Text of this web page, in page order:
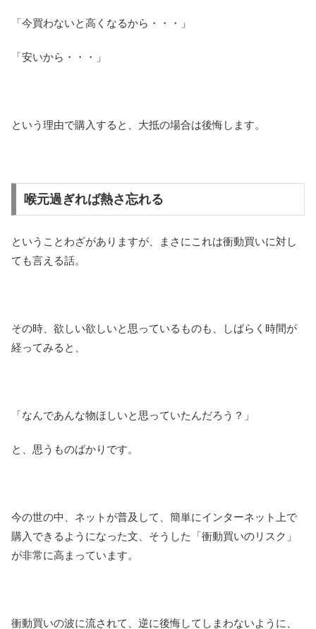
「今買わないと高くなるから・・・」
「安いから・・・」
という理由で購入すると、大抵の場合は後悔します。
喉元過ぎれば熱さ忘れる
ということわざがありますが、まさにこれは衝動買いに対し
ても言える話。
その時、欲しい欲しいと思っているものも、しばらく時間が
経ってみると、
「なんであんな物ほしいと思っていたんだろう？」
と、思うものばかりです。
今の世の中、ネットが普及して、簡単にインターネット上で
購入できるようになった文、そうした「衝動買いのリスク」
が非常に高まっています。
衝動買いの波に流されて、逆に後悔してしまわないように、